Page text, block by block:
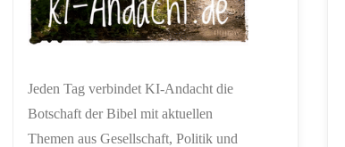
Jeden Tag verbindet KI-Andacht die
Botschaft der Bibel mit aktuellen
Themen aus Gesellschaft, Politik und